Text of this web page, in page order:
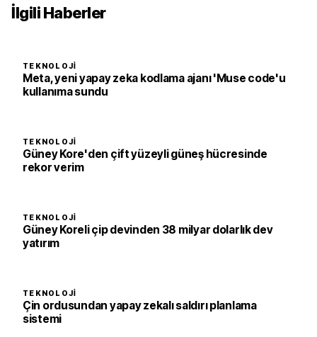
İlgili Haberler
TEKNOLOJI
Meta, yeni yapay zeka kodlama ajanı 'Muse code'u
kullanıma sundu
TEKNOLOJI
Güney Kore'den çift yüzeyli güneş hücresinde
rekor verim
TEKNOLOJI
Güney Koreli çip devinden 38 milyar dolarlık dev
yatırım
TEKNOLOJI
Çin ordusundan yapay zekalı saldırı planlama
sistemi